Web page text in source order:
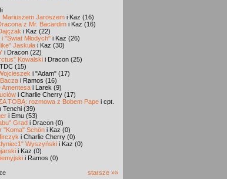
Mariuszem Jaroszem i Kaz (16)
z Mr. Bacardim i Kaz (16)
i Kaz (22)
"Świat Młodych" i Kaz (26)
Jaskuła i Kaz (30)
i Dracon (22)
Kowalski i Dracon (25)
(15)
i "Adam" (17)
i Ramos (16)
Amentesa i Larek (9)
i Charlie Cherry (17)
TOBĄ: rozmowa z Bobem Pape i cpt.
Tenchi (39)
i Emu (53)
Grad i Dracon (0)
"Koma" Schön i Kaz (0)
i Charlie Cherry (0)
Wyszyński i Kaz (0)
i Kaz (0)
i Ramos (0)
starsze »»